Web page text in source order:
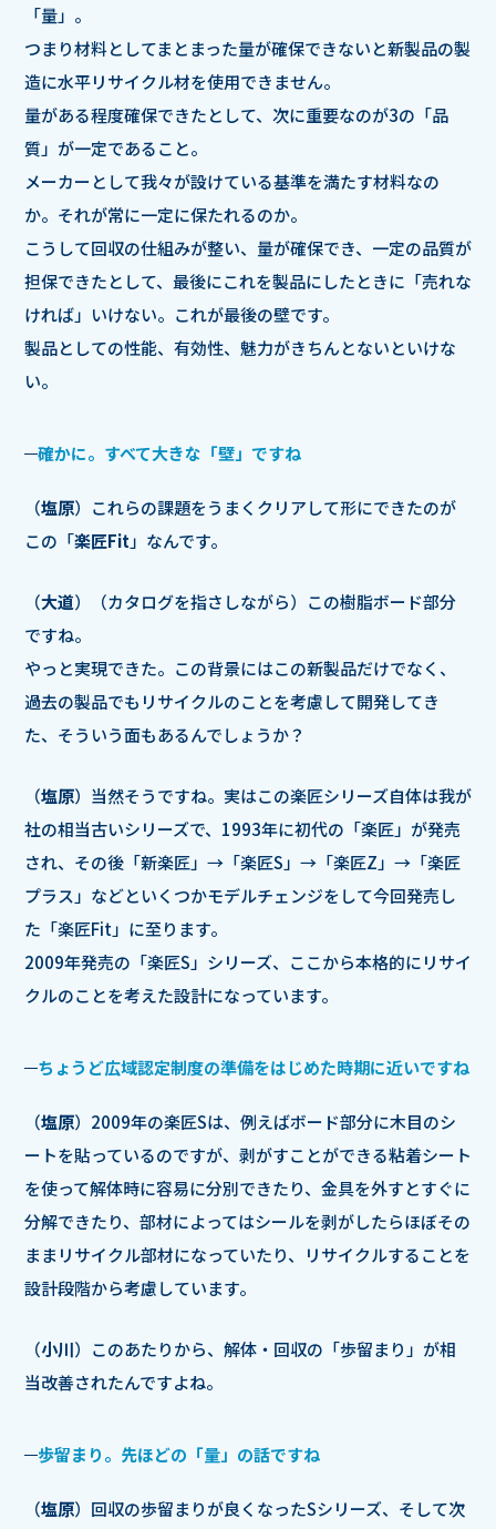
「量」。
つまり材料としてまとまった量が確保できないと新製品の製
造に水平リサイクル材を使用できません。
量がある程度確保できたとして、次に重要なのが3の「品
質」が一定であること。
メーカーとして我々が設けている基準を満たす材料なの
か。それが常に一定に保たれるのか。
こうして回収の仕組みが整い、量が確保でき、一定の品質が
担保できたとして、最後にこれを製品にしたときに「売れな
ければ」いけない。これが最後の壁です。
製品としての性能、有効性、魅力がきちんとないといけな
い。
確かに。すべて大きな「壁」ですね
（塩原）これらの課題をうまくクリアして形にできたのが
この「楽匠Fit 」なんです。
（大道）（カタログを指さしながら）この樹脂ボード部分
ですね。
やっと実現できた。この背景にはこの新製品だけでなく、
過去の製品でもリサイクルのことを考慮して開発してき
た、そういう面もあるんでしょうか？
（塩原）当然そうですね。実はこの楽匠シリーズ自体は我が
社の相当古いシリーズで、1993年に初代の「楽匠」が発売
され、その後「新楽匠」→「楽匠S」→「楽匠Z」→「楽匠
プラス」などといくつかモデルチェンジをして今回発売し
た「楽匠Fit」に至ります。
2009年発売の「楽匠S」シリーズ、ここから本格的にリサイ
クルのことを考えた設計になっています。
ちょうど広域認定制度の準備をはじめた時期に近いですね
（塩原）2009年の楽匠Sは、例えばボード部分に木目のシ
ートを貼っているのですが、剥がすことができる粘着シート
を使って解体時に容易に分別できたり、金具を外すとすぐに
分解できたり、部材によってはシールを剥がしたらほぼその
ままリサイクル部材になっていたり、リサイクルすることを
設計段階から考慮しています。
（小川）このあたりから、解体・回収の「歩留まり」が相
当改善されたんですよね。
歩留まり。先ほどの「量」の話ですね
（塩原）回収の歩留まりが良くなったSシリーズ、そして次